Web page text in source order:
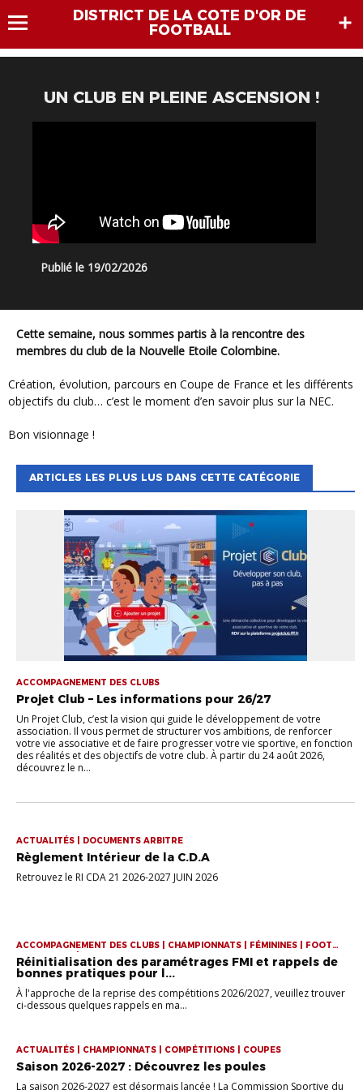
DISTRICT DE LA COTE D'OR DE
FOOTBALL
UN CLUB EN PLEINE ASCENSION !
Publié le 19/02/2026
Cette semaine, nous sommes partis à la rencontre des
membres du club de la Nouvelle Etoile Colombine.
Création, évolution, parcours en Coupe de France et les différents
objectifs du club… c’est le moment d’en savoir plus sur la NEC.
Bon visionnage !
ARTICLES LES PLUS LUS DANS CETTE CATÉGORIE
ACCOMPAGNEMENT DES CLUBS
Projet Club – Les informations pour 26/27
Un Projet Club, c’est la vision qui guide le développement de votre
association. Il vous permet de structurer vos ambitions, de renforcer
votre vie associative et de faire progresser votre vie sportive, en fonction
des réalités et des objectifs de votre club. À partir du 24 août 2026,
découvrez le n...
ACTUALITÉS | DOCUMENTS ARBITRE
Règlement Intérieur de la C.D.A
Retrouvez le RI CDA 21 2026-2027 JUIN 2026
ACCOMPAGNEMENT DES CLUBS | CHAMPIONNATS | FÉMININES | FOOT
ENTREPRISE | FUTSAL
Réinitialisation des paramétrages FMI et rappels de
bonnes pratiques pour l...
À l'approche de la reprise des compétitions 2026/2027, veuillez trouver
ci-dessous quelques rappels en ma...
ACTUALITÉS | CHAMPIONNATS | COMPÉTITIONS | COUPES
Saison 2026-2027 : Découvrez les poules
La saison 2026-2027 est désormais lancée ! La Commission Sportive du